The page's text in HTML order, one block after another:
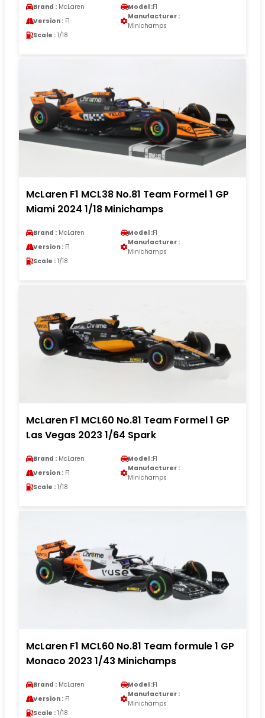
Brand : McLaren Model :F1
Version : F1
Manufacturer :
Minichamps
Scale : 1/18
McLaren F1 MCL38 No.81 Team Formel 1 GP
Miami 2024 1/18 Minichamps
Brand : McLaren Model :F1
Version : F1
Manufacturer :
Minichamps
Scale : 1/18
McLaren F1 MCL60 No.81 Team Formel 1 GP
Las Vegas 2023 1/64 Spark
Brand : McLaren Model :F1
Version : F1
Manufacturer :
Minichamps
Scale : 1/18
McLaren F1 MCL60 No.81 Team formule 1 GP
Monaco 2023 1/43 Minichamps
Brand : McLaren Model :F1
Version : F1
Manufacturer :
Minichamps
Scale : 1/18